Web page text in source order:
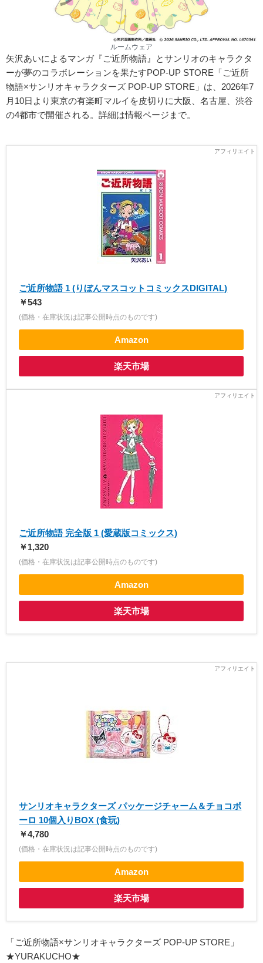
ルームウェア
矢沢あいによるマンガ『ご近所物語』とサンリオのキャラクタ
ーが夢のコラボレーションを果たすPOP-UP STORE「ご近所
物語×サンリオキャラクターズ POP-UP STORE」は、2026年7
月10日より東京の有楽町マルイを皮切りに大阪、名古屋、渋谷
の4都市で開催される。詳細は情報ページまで。
ご近所物語 1 (りぼんマスコットコミックスDIGITAL)
￥543
(価格・在庫状況は記事公開時点のものです)
Amazon
楽天市場
ご近所物語 完全版 1 (愛蔵版コミックス)
￥1,320
(価格・在庫状況は記事公開時点のものです)
Amazon
楽天市場
サンリオキャラクターズ パッケージチャーム＆チョコボ
ーロ 10個入りBOX (食玩)
￥4,780
(価格・在庫状況は記事公開時点のものです)
Amazon
楽天市場
「ご近所物語×サンリオキャラクターズ POP-UP STORE」
★YURAKUCHO★